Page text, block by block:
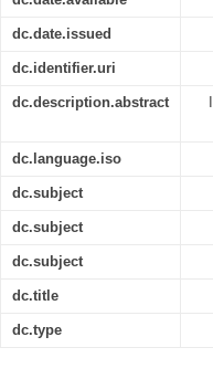
dc.date.issued
dc.identifier.uri
dc.description.abstract
dc.language.iso
dc.subject
dc.subject
dc.subject
dc.title
dc.type